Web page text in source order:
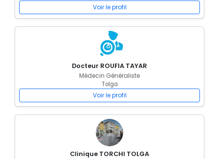
Voir le profil
Docteur ROUFIA TAYAR
Médecin Généraliste
Tolga
Voir le profil
Clinique TORCHI TOLGA